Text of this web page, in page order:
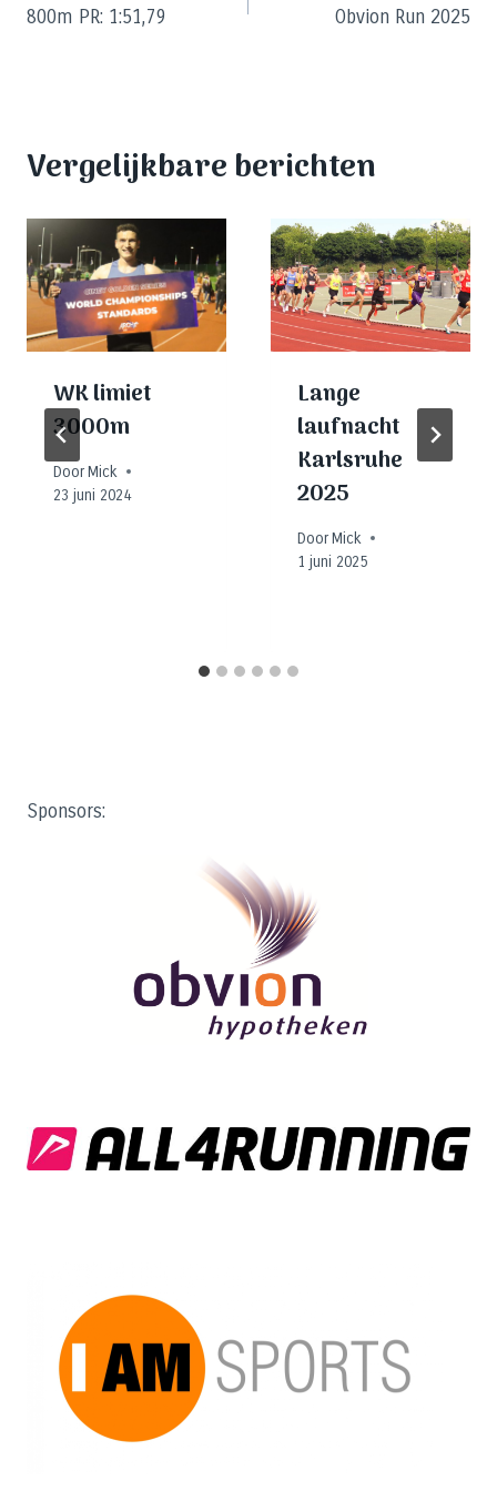
navigatie
800m PR: 1:51,79 Obvion Run 2025
Vergelijkbare berichten
WK limiet
3000m
DoorMick
23 juni 2024
Lange
laufnacht
Karlsruhe
2025
DoorMick
1 juni 2025
Sponsors: